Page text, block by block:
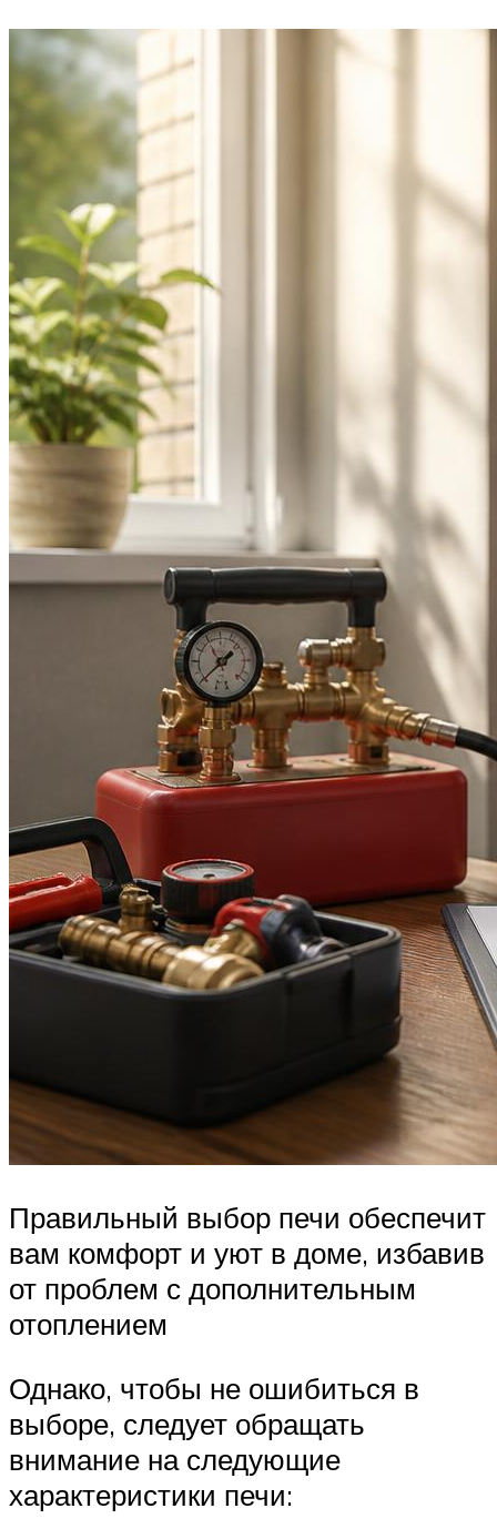
Правильный выбор печи обеспечит
вам комфорт и уют в доме, избавив
от проблем с дополнительным
отоплением
Однако, чтобы не ошибиться в
выборе, следует обращать
внимание на следующие
характеристики печи: